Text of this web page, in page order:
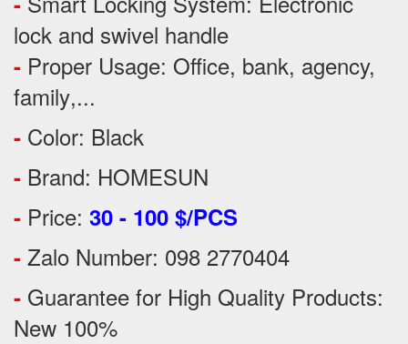
lock and swivel handle
- Proper Usage: Office, bank, agency,
family,...
- Color: Black
- Brand: HOMESUN
- Price: 30 - 100 $/PCS
- Zalo Number: 098 2770404
- Guarantee for High Quality Products:
New 100%